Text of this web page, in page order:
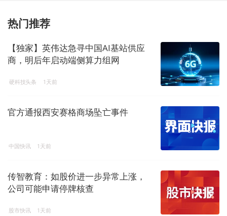
热门推荐
【独家】英伟达急寻中国AI基站供应
商，明后年启动端侧算力组网
硬科技头条 1天前
官方通报西安赛格商场坠亡事件
中国快讯 1天前
传智教育：如股价进一步异常上涨，
公司可能申请停牌核查
股市快讯 1天前